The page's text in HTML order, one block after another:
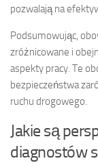
pozwalają na
Podsumowując,
zróżnicowane i
aspekty pracy. Te
bezpieczeństwa
ruchu drogowego.
Jakie są
diagnostów